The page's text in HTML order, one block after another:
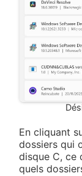
En cliquant
dossiers qui
disque C, ce
quels